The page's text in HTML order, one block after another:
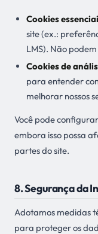
Cookies
site (ex.:
LMS). Não
Cookies de
para entender
melhorar nossos
Você pode
embora isso possa
partes do site.
8. Segurança da
Adotamos medidas
para proteger os